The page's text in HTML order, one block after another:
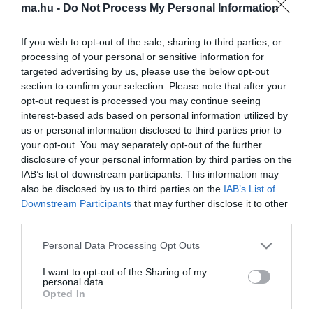
ma.hu - Do Not Process My Personal Information
If you wish to opt-out of the sale, sharing to third parties, or
processing of your personal or sensitive information for
targeted advertising by us, please use the below opt-out
section to confirm your selection. Please note that after your
opt-out request is processed you may continue seeing
interest-based ads based on personal information utilized by
us or personal information disclosed to third parties prior to
your opt-out. You may separately opt-out of the further
disclosure of your personal information by third parties on the
IAB’s list of downstream participants. This information may
also be disclosed by us to third parties on the IAB’s List of
Downstream Participants that may further disclose it to other
Please note that this website/app uses one or more Google
not limited to your visit or usage behaviour. You may click to
grant or deny consent to Google and its third-party tags to
use your data for below specified purposes in below Google
Personal Data Processing Opt Outs
I want to opt-out of the Sharing of my
personal data.
Opted In
A pásztornak csak ennyi kellett, hogy meggondolja magát,
volna, és megfenyegette, hogy tartsa a száját.
Ez volt a veszte, mert az áldozatfiútestvérének sikerült elkapnia a
férfit, és a rendőrség kezére adta. Mint kiderült, a férfi már ült nemi
erőszakért.
Nemi erőszak vádjával letartóztatták a West Ham védőjét
Kapcsolódó írások:
Nem lett AIDS-es a lánya: az apa visszavonná a feljelentést az
erőszakoló ellen